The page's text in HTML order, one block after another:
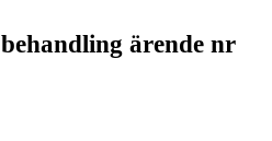
ärende nr